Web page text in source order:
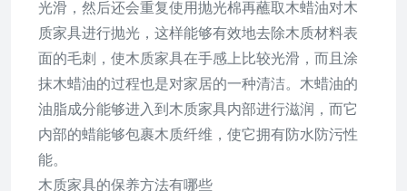
光滑，然后还会重复使用抛光棉再蘸取木蜡油对木
质家具进行抛光，这样能够有效地去除木质材料表
面的毛刺，使木质家具在手感上比较光滑，而且涂
抹木蜡油的过程也是对家居的一种清洁。木蜡油的
油脂成分能够进入到木质家具内部进行滋润，而它
内部的蜡能够包裹木质纤维，使它拥有防水防污性
能。
木质家具的保养方法有哪些